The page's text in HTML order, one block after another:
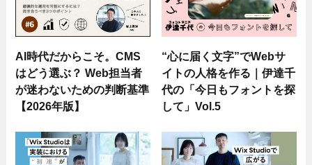
AI時代だからこそ。CMS
はどう選ぶ？ Web担当者
が迷わないための判断基準
【2026年版】
“心に届く文字”でWebサ
イトの人格を作る｜伊達千
代の「今日もフォントを探
して」Vol.5